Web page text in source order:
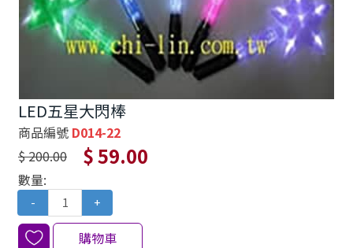
LED五星大閃棒
商品編號 D014-22
$ 200.00
$ 59.00
數量:
- +
購物車